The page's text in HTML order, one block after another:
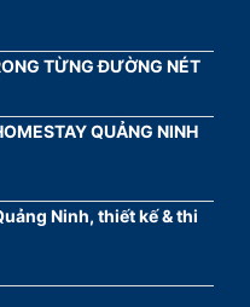
TỪNG ĐƯỜNG NÉT
QUẢNG NINH
Ninh, thiết kế & thi